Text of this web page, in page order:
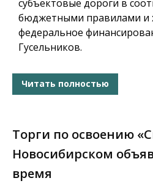
субъектовые дороги в
бюджетными правилами и
федеральное
Гусельников.
Читать полностью
Торги по освоению
Новосибирском
время